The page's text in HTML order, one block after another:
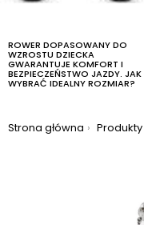
ROWER DOPASOWANY DO
WZROSTU DZIECKA
GWARANTUJE KOMFORT I
BEZPIECZEŃSTWO JAZDY. JAK
WYBRAĆ IDEALNY ROZMIAR?
Jesteś tutaj:
Strona główna Produkty